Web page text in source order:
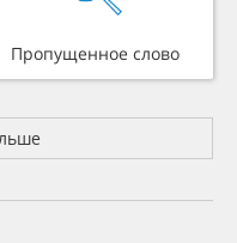
Пропущенное слово